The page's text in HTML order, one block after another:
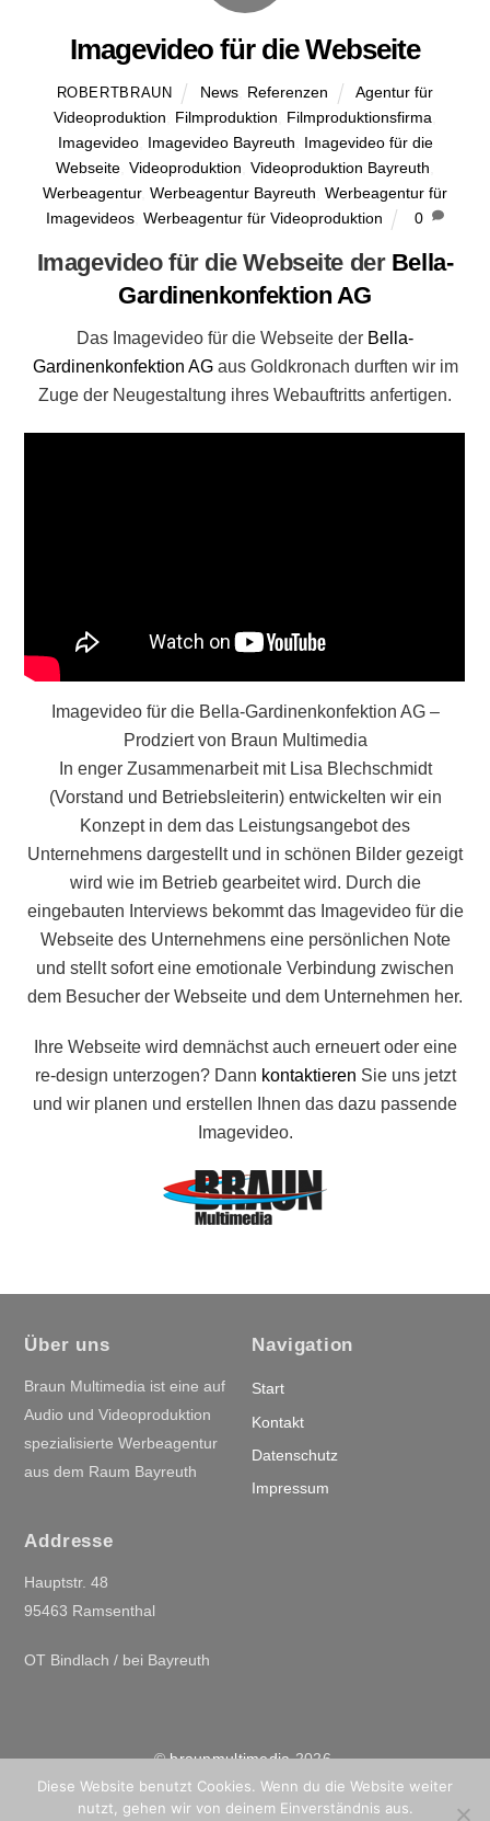
Imagevideo für die Webseite
ROBERTBRAUN News Referenzen
Agentur für
Videoproduktion
Filmproduktion Filmproduktionsfirma
Imagevideo, Imagevideo Bayreuth
Imagevideo für die
Webseite Videoproduktion Videoproduktion Bayreuth
Werbeagentur, Werbeagentur Bayreuth Werbeagentur für
Imagevideos, Werbeagentur für Videoproduktion 0
Imagevideo für die Webseite der Bella-
Gardinenkonfektion AG
Das Imagevideo für die Webseite der Bella-
Gardinenkonfektion AGaus Goldkronach durften wir im
Zuge der Neugestaltung ihres Webauftritts anfertigen.
Imagevideo für die Bella-Gardinenkonfektion AG –
Prodziert von Braun Multimedia
In enger Zusammenarbeit mit Lisa Blechschmidt
(Vorstand und Betriebsleiterin) entwickelten wir ein
Konzept in dem das Leistungsangebot des
Unternehmens dargestellt und in schönen Bilder gezeigt
wird wie im Betrieb gearbeitet wird. Durch die
eingebauten Interviews bekommt das Imagevideo für die
Webseite des Unternehmens eine persönlichen Note
und stellt sofort eine emotionale Verbindung zwischen
dem Besucher der Webseite und dem Unternehmen her.
Ihre Webseite wird demnächst auch erneuert oder eine
re-design unterzogen? Dann kontaktieren Sie uns jetzt
und wir planen und erstellen Ihnen das dazu passende
Imagevideo.
Back
Über uns
Braun Multimedia ist eine auf
Audio und Videoproduktion
spezialisierte Werbeagentur
aus dem Raum Bayreuth
Navigation
Start
Kontakt
Datenschutz
Impressum
Addresse
Hauptstr. 48
95463 Ramsenthal
OT Bindlach / bei Bayreuth
©braunmultimedia2026
Powered by WordPress•Themify WordPress Themes
Diese Website benutzt Cookies. Wenn du die Website weiter
nutzt, gehen wir von deinem Einverständnis aus.